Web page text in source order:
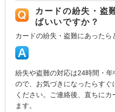
カードの紛失・盗
ばいいですか？
カードの紛失・盗難にあったら
紛失や盗難の対応は24時間・
ので、お気づきになったらす
ください。ご連絡後、直ちに
ます。